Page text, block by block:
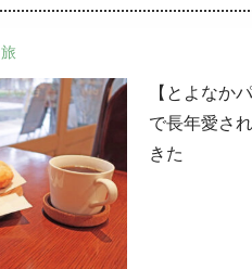
【とよなか
で長年愛さ
きた